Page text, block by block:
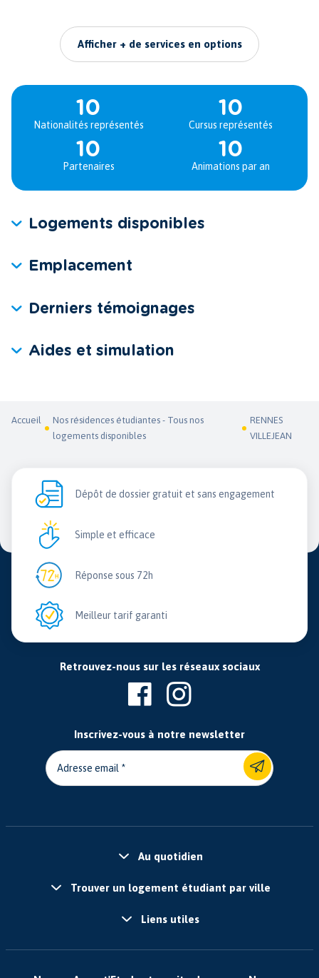
Accueil
Nos résidences étudiantes - Tous nos
logements disponibles
RENNES
VILLEJEAN
Afficher + de services en options
10
Nationalités représentés
10
Cursus représentés
10
Partenaires
10
Animations par an
Logements disponibles
Emplacement
Derniers témoignages
Aides et simulation
Dépôt de dossier gratuit et sans engagement
Simple et efficace
Réponse sous 72h
Meilleur tarif garanti
Retrouvez-nous sur les réseaux sociaux
Inscrivez-vous à notre newsletter
Adresse email
Au quotidien
Trouver un logement étudiant par ville
Liens utiles